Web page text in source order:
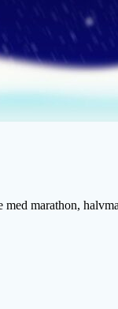
marathon,